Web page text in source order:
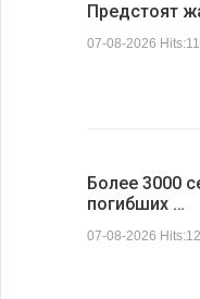
Предстоят
07-08-2026 Hits:11
Более 3000
погибших …
07-08-2026 Hits:12